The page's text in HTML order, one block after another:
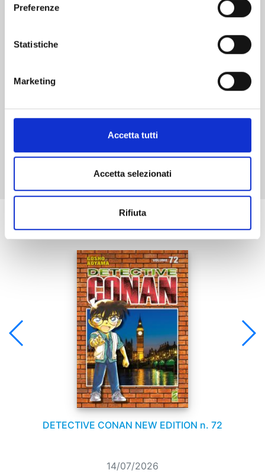
Preferenze
Statistiche
Marketing
Accetta tutti
Accetta selezionati
Rifiuta
Mostra tutto
Se ti è piaciuto prova anche:
DETECTIVE CONAN NEW EDITION n. 72
14/07/2026